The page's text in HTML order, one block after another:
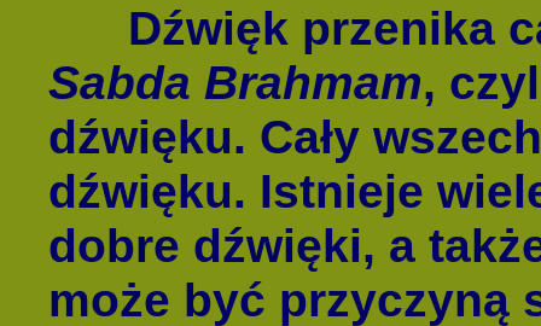
Dźwięk przenika
Sabda Brahmam,
dźwięku. Cały
dźwięku. Istnieje
dobre dźwięki, a
może być przyczyną